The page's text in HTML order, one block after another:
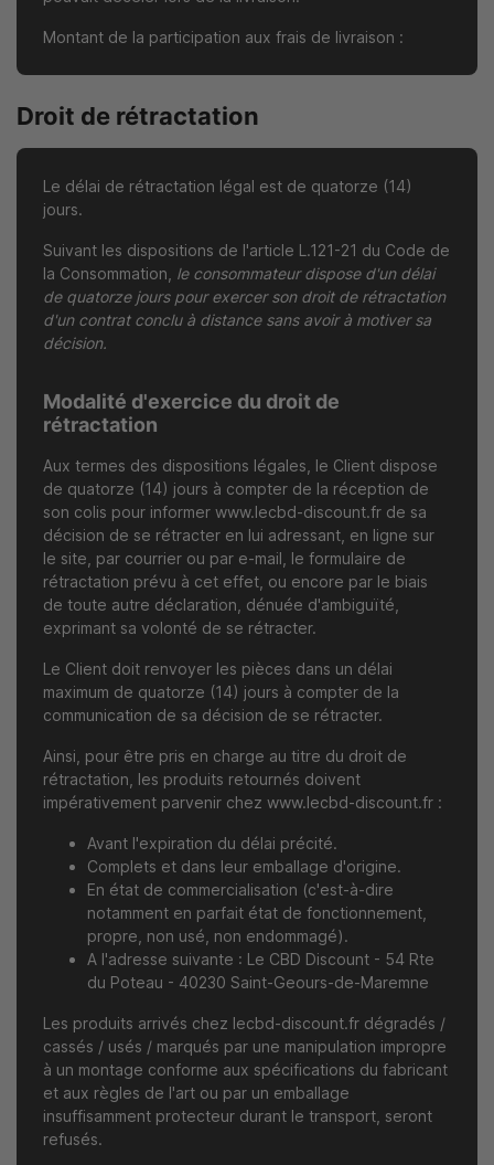
Montant de la participation aux frais de livraison :
Droit de rétractation
Le délai de rétractation légal est de quatorze (14)
jours.
Suivant les dispositions de l'article L.121-21 du Code de
la Consommation, le consommateur dispose d'un délai
de quatorze jours pour exercer son droit de rétractation
d'un contrat conclu à distance sans avoir à motiver sa
décision.
Modalité d'exercice du droit de
rétractation
Aux termes des dispositions légales, le Client dispose
de quatorze (14) jours à compter de la réception de
son colis pour informer www.lecbd-discount.fr de sa
décision de se rétracter en lui adressant, en ligne sur
le site, par courrier ou par e-mail, le formulaire de
rétractation prévu à cet effet, ou encore par le biais
de toute autre déclaration, dénuée d'ambiguïté,
exprimant sa volonté de se rétracter.
Le Client doit renvoyer les pièces dans un délai
maximum de quatorze (14) jours à compter de la
communication de sa décision de se rétracter.
Ainsi, pour être pris en charge au titre du droit de
rétractation, les produits retournés doivent
impérativement parvenir chez www.lecbd-discount.fr :
Avant l'expiration du délai précité.
Complets et dans leur emballage d'origine.
En état de commercialisation (c'est-à-dire
notamment en parfait état de fonctionnement,
propre, non usé, non endommagé).
A l'adresse suivante : Le CBD Discount - 54 Rte
du Poteau - 40230 Saint-Geours-de-Maremne
Les produits arrivés chez lecbd-discount.fr dégradés /
cassés / usés / marqués par une manipulation impropre
à un montage conforme aux spécifications du fabricant
et aux règles de l'art ou par un emballage
insuffisamment protecteur durant le transport, seront
refusés.